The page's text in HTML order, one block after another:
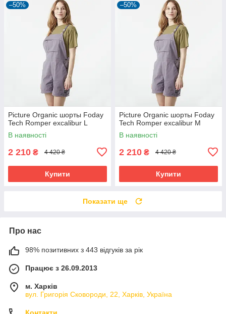
–50%
Picture Organic шорты Foday
Tech Romper excalibur L
В наявності
2 210 ₴ 4 420 ₴
Купити
–50%
Picture Organic шорты Foday
Tech Romper excalibur M
В наявності
2 210 ₴ 4 420 ₴
Купити
Показати ще
Про нас
98% позитивних з 443 відгуків за рік
Працює з 26.09.2013
м. Харків
вул. Григорія Сковороди, 22, Харків, Україна